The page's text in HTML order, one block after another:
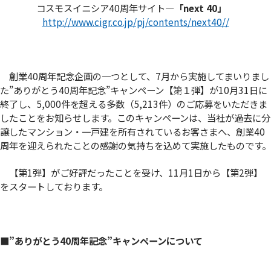
コスモスイニシア40周年サイト―「next 40」
http://www.cigr.co.jp/pj/contents/next40//
創業40周年記念企画の一つとして、7月から実施してまいりまし
た”ありがとう40周年記念”キャンペーン【第１弾】が10月31日に
終了し、5,000件を超える多数（5,213件）のご応募をいただきま
したことをお知らせします。このキャンペーンは、当社が過去に分
譲したマンション・一戸建を所有されているお客さまへ、創業40
周年を迎えられたことの感謝の気持ちを込めて実施したものです。
【第1弾】がご好評だったことを受け、11月1日から【第2弾】
をスタートしております。
■”ありがとう40周年記念”キャンペーンについて